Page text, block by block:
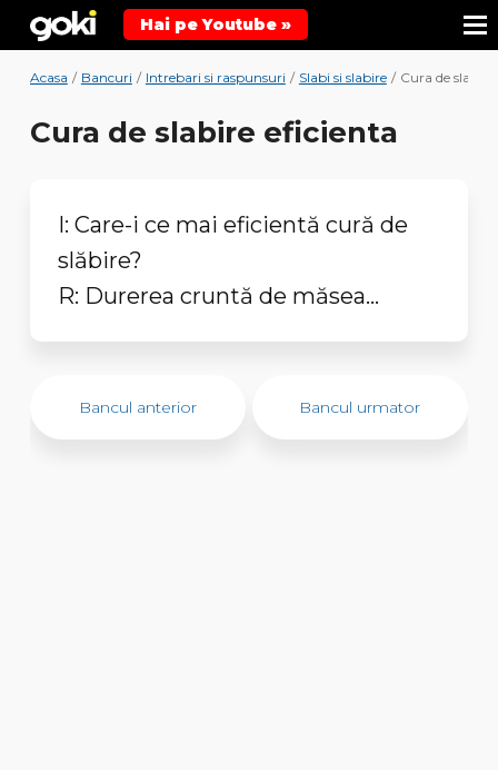
Hai pe Youtube »
Acasa / Bancuri / Intrebari si raspunsuri / Slabi si slabire / Cura de
Cura de slabire eficienta
I: Care-i ce mai eficientă cură de
slăbire?
R: Durerea cruntă de măsea...
Bancul anterior Bancul urmator